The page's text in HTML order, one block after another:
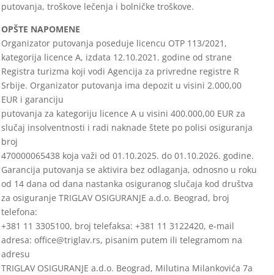
putovanja, troškove lečenja i bolničke troškove.
OPŠTE NAPOMENE
Organizator putovanja poseduje licencu OTP 113/2021,
kategorija licence A, izdata 12.10.2021. godine od strane
Registra turizma koji vodi Agencija za privredne registre R
Srbije. Organizator putovanja ima depozit u visini 2.000,00
EUR i garanciju
putovanja za kategoriju licence A u visini 400.000,00 EUR za
slučaj insolventnosti i radi naknade štete po polisi osiguranja
broj
470000065438 koja važi od 01.10.2025. do 01.10.2026. godine.
Garancija putovanja se aktivira bez odlaganja, odnosno u roku
od 14 dana od dana nastanka osiguranog slučaja kod društva
za osiguranje TRIGLAV OSIGURANJE a.d.o. Beograd, broj
telefona:
+381 11 3305100, broj telefaksa: +381 11 3122420, e-mail
adresa: office@triglav.rs, pisanim putem ili telegramom na
adresu
TRIGLAV OSIGURANJE a.d.o. Beograd, Milutina Milankovića 7a